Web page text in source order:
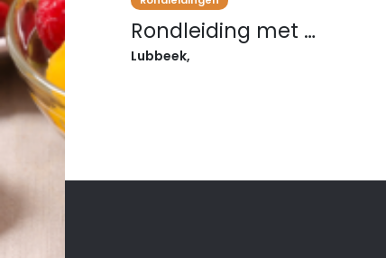
Rondleiding met degustatie 12/09/2026
Lubbeek,